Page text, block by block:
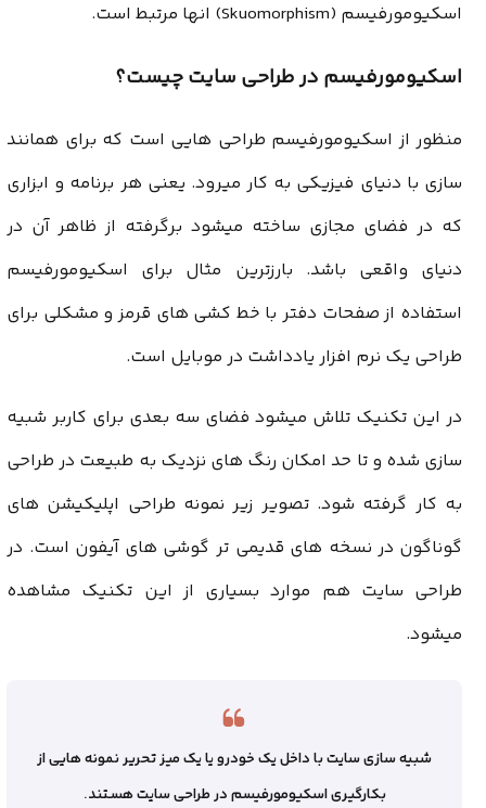
اسکیومورفیسم (Skuomorphism) انها مرتبط است.
اسکیومورفیسم در طراحی سایت چیست؟
منظور از اسکیومورفیسم طراحی هایی است که برای همانند
سازی با دنیای فیزیکی به کار میرود. یعنی هر برنامه و ابزاری
که در فضای مجازی ساخته میشود برگرفته از ظاهر آن در
دنیای واقعی باشد. بارزترین مثال برای اسکیومورفیسم
استفاده از صفحات دفتر با خط کشی های قرمز و مشکلی برای
طراحی یک نرم افزار یادداشت در موبایل است.
در این تکنیک تلاش میشود فضای سه بعدی برای کاربر شبیه
سازی شده و تا حد امکان رنگ های نزدیک به طبیعت در طراحی
به کار گرفته شود. تصویر زیر نمونه طراحی اپلیکیشن های
گوناگون در نسخه های قدیمی تر گوشی های آیفون است. در
طراحی سایت هم موارد بسیاری از این تکنیک مشاهده
میشود.
شبیه سازی سایت با داخل یک خودرو یا یک میز تحریر نمونه هایی از
بکارگیری اسکیومورفیسم در طراحی سایت هستند.